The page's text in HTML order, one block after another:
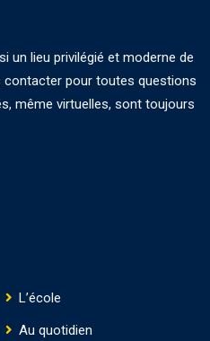
un lieu privilégié et moderne de
contacter pour toutes questions
même virtuelles, sont toujours
L’école
Au quotidien